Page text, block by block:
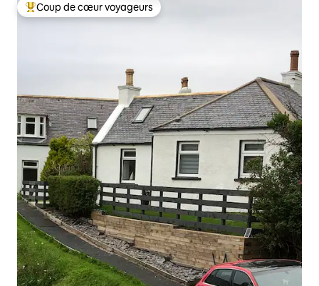
Coups de cœur voyageurs les plus appréciés
Coup de cœur voyageurs